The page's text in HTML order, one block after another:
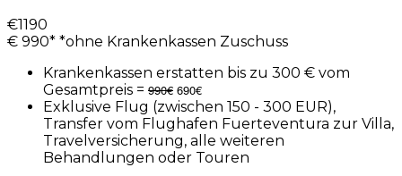
€1190
€ 990* *ohne Krankenkassen Zuschuss
Krankenkassen erstatten bis zu 300 € vom
Gesamtpreis = 990€ 690€
Exklusive Flug (zwischen 150 - 300 EUR),
Transfer vom Flughafen Fuerteventura zur Villa,
Travelversicherung, alle weiteren
Behandlungen oder Touren